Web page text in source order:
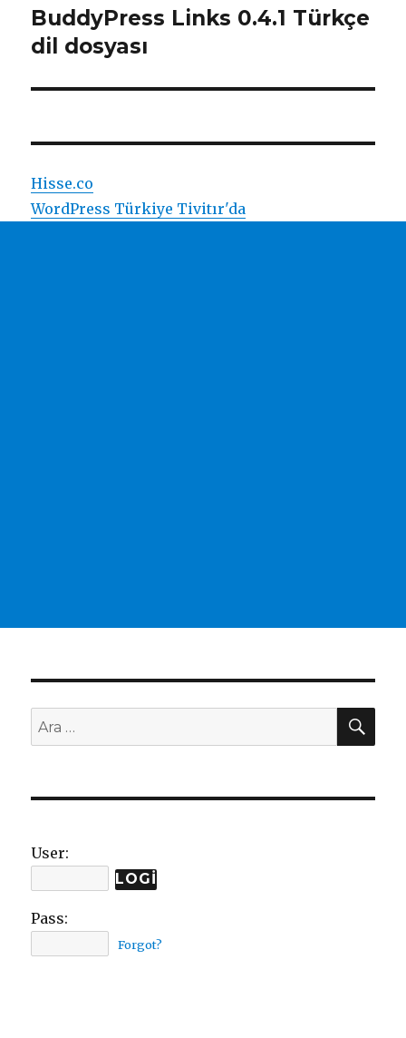
Sonraki
yazı:
BuddyPress Links 0.4.1 Türkçe
dil dosyası
Hisse.co
WordPress Türkiye Tivitır'da
Ara: ARA
User:
Pass:
Forgot?